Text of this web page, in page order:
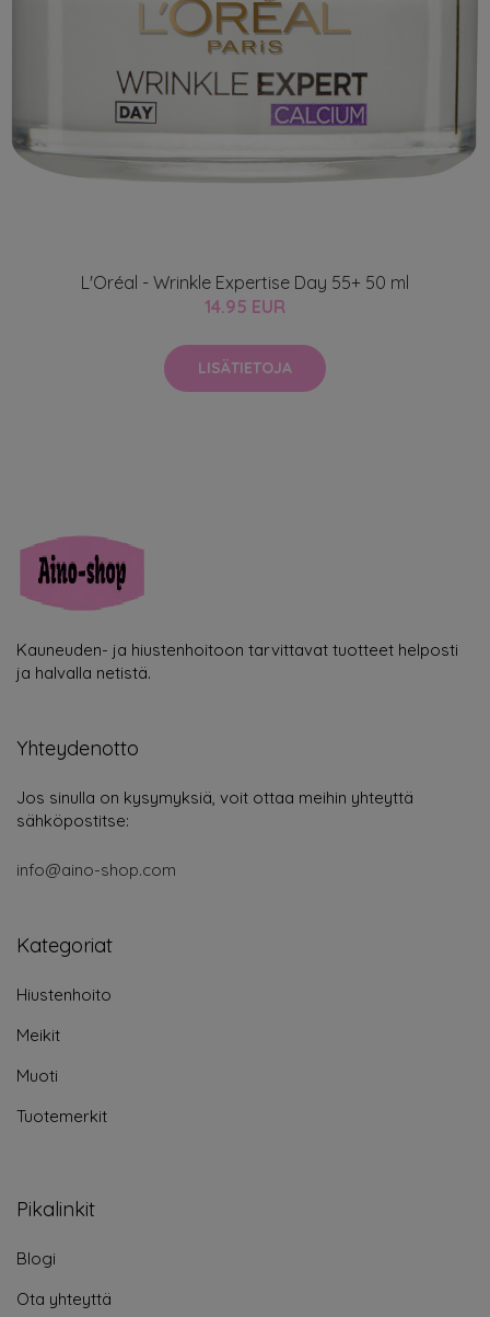
L'Oréal - Wrinkle Expertise Day 55+ 50 ml
14.95 EUR
LISÄTIETOJA
Kauneuden- ja hiustenhoitoon tarvittavat tuotteet helposti
ja halvalla netistä.
Yhteydenotto
Jos sinulla on kysymyksiä, voit ottaa meihin yhteyttä
sähköpostitse:
info@aino-shop.com
Kategoriat
Hiustenhoito
Meikit
Muoti
Tuotemerkit
Pikalinkit
Blogi
Ota yhteyttä